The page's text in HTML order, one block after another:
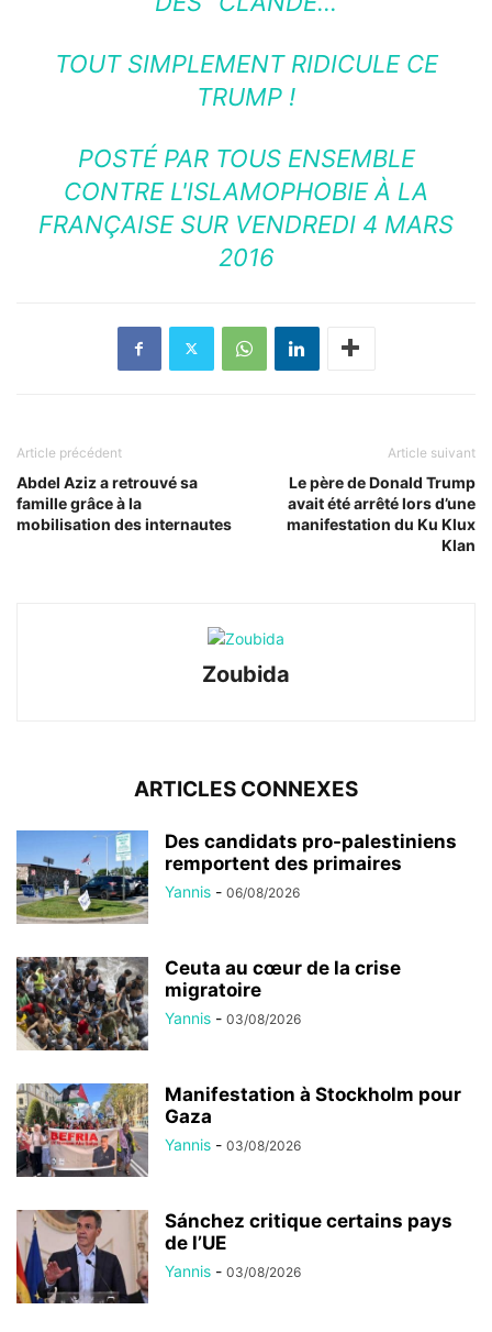
TOUT SIMPLEMENT RIDICULE CE
TRUMP !
POSTÉ PAR TOUS ENSEMBLE
CONTRE L'ISLAMOPHOBIE À LA
FRANÇAISESUR VENDREDI 4 MARS
2016
Article précédent
Abdel Aziz a retrouvé sa
famille grâce à la
mobilisation des internautes
Article suivant
Le père de Donald Trump
avait été arrêté lors d’une
manifestation du Ku Klux
Klan
Zoubida
ARTICLES CONNEXES
Des candidats pro-palestiniens
remportent des primaires
Yannis - 06/08/2026
Ceuta au cœur de la crise
migratoire
Yannis - 03/08/2026
Manifestation à Stockholm pour
Gaza
Yannis - 03/08/2026
Sánchez critique certains pays
de l’UE
Yannis - 03/08/2026